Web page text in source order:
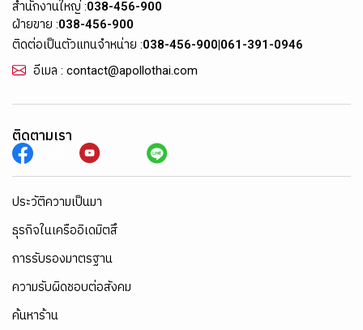
สำนักงานใหญ่ :038-456-900
ฝ่ายขาย :038-456-900
ติดต่อเป็นตัวแทนจำหน่าย :038-456-900|061-391-0946
อีเมล : contact@apollothai.com
ติดตามเรา
ประวัติความเป็นมา
ธุรกิจในเครืออิเดมิตสึ
การรับรองมาตรฐาน
ความรับผิดชอบต่อสังคม
ค้นหาร้าน